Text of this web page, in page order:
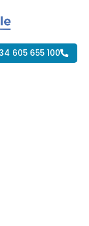
605 655 100